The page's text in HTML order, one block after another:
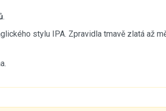
.
stylu IPA. Zpravidla tmavě zlatá až